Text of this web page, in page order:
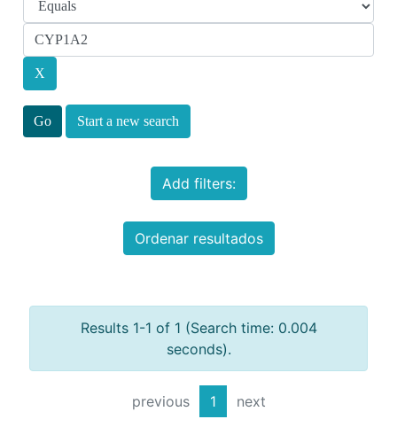
Start a new search
Add filters:
Ordenar resultados
Results 1-1 of 1 (Search time: 0.004
seconds).
previous 1 next